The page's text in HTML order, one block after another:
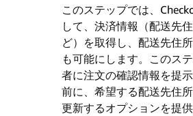
このステップでは、
して、決済情報（配送先
ど）を取得し、配送先住
も可能にします。このス
者に注文の確認情報を提
前に、希望する配送先住
更新するオプションを提